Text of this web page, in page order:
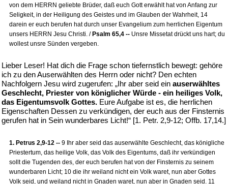
von dem HERRN geliebte Brüder, daß euch Gott erwählt hat von Anfang zur
Seligkeit, in der Heiligung des Geistes und im Glauben der Wahrheit, 14
darein er euch berufen hat durch unser Evangelium zum herrlichen Eigentum
unsers HERRN Jesu Christi. / Psalm 65,4 -- Unsre Missetat drückt uns hart; du
wollest unsre Sünden vergeben.
Lieber Leser! Hat dich die Frage schon tiefernstlich bewegt: gehöre
ich zu den Auserwählten des Herrn oder nicht? Den echten
Nachfolgern Jesu wird zugerufen: „Ihr aber seid ein auserwähltes
Geschlecht, Priester von königlicher Würde - ein heiliges Volk,
das Eigentumsvolk Gottes. Eure Aufgabe ist es, die herrlichen
Eigenschaften Dessen zu verkündigen, der euch aus der Finsternis
gerufen hat in Sein wunderbares Licht!“ [1. Petr. 2,9-12; Offb. 17,14.]
1. Petrus 2,9-12 -- 9 Ihr aber seid das auserwählte Geschlecht, das königliche
Priestertum, das heilige Volk, das Volk des Eigentums, daß ihr verkündigen
sollt die Tugenden des, der euch berufen hat von der Finsternis zu seinem
wunderbaren Licht; 10 die ihr weiland nicht ein Volk waret, nun aber Gottes
Volk seid, und weiland nicht in Gnaden waret, nun aber in Gnaden seid. 11